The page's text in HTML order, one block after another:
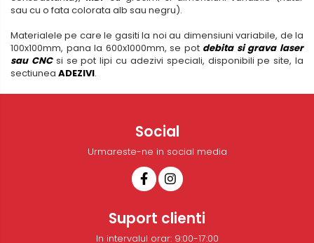
sau cu o fata colorata alb sau negru).
Materialele pe care le gasiti la noi au dimensiuni variabile, de la
100x100mm, pana la 600x1000mm, se pot debita si grava laser
sau CNCsi se pot lipi cu adezivi speciali, disponibili pe site, la
sectiunea ADEZIVI.
Social
Urmareste-ne in social media
Suport clienti
In intervalul orar: 9:00-17:00